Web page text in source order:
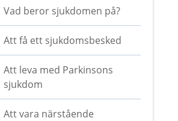
Vad beror sjukdomen på?
Att få ett sjukdomsbesked
Att leva med Parkinsons
sjukdom
Att vara närstående